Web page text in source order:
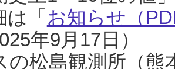
「 お知らせ（
年9月17日）
の松島観測所（熊